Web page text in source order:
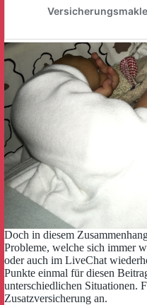
Doch in diesem
Probleme, welche sich immer
oder auch im LiveChat
Punkte einmal für diesen
unterschiedlichen Situationen.
Zusatzversicherung an.